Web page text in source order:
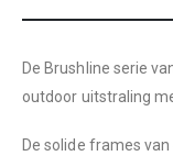
De Brushline serie
outdoor uitstraling
De solide frames